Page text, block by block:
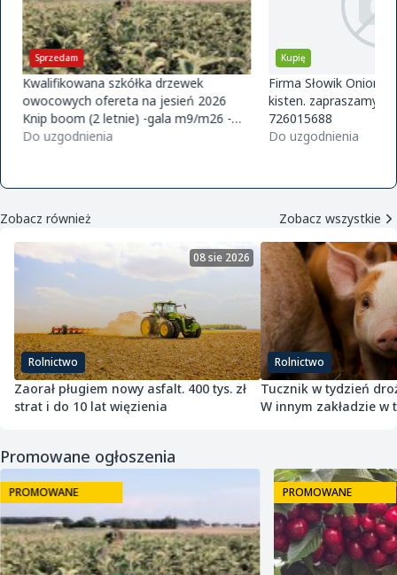
Sprzedam
Kwalifikowana szkółka drzewek
owocowych ofereta na jesień 2026
Knip boom (2 letnie) -gala m9/m26 -
golden m9 -jeronimo m9/m26 -mutsu
Do uzgodnienia
Kupię
Firma Słowik Onions
kisten. zapraszamy
726015688
Do uzgodnienia
Zobacz również Zobacz wszystkie
Rolnictwo
08 sie 2026
Zaorał pługiem nowy asfalt. 400 tys. zł
strat i do 10 lat więzienia
Rolnictwo
Tucznik w tydzień
W innym zakładzie w
Promowane ogłoszenia
PROMOWANE PROMOWANE